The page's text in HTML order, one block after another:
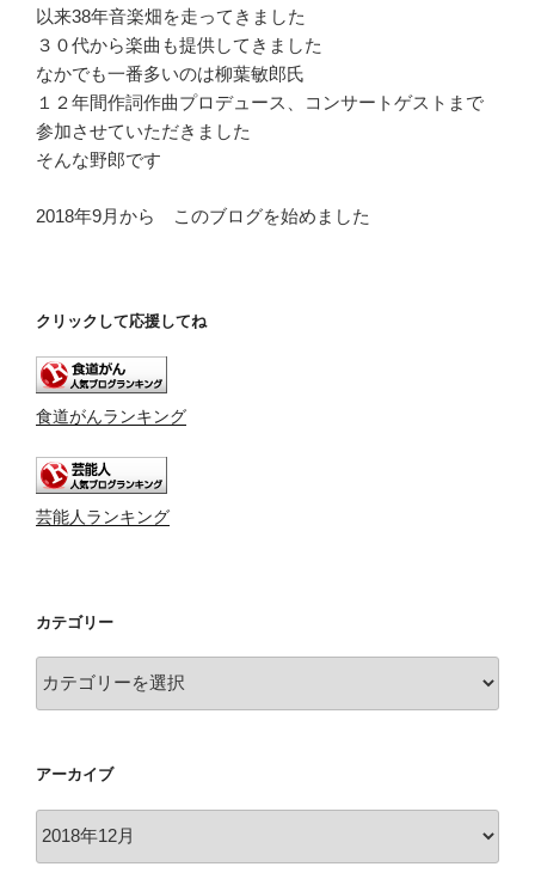
以来38年音楽畑を走ってきました
３０代から楽曲も提供してきました
なかでも一番多いのは柳葉敏郎氏
１２年間作詞作曲プロデュース、コンサートゲストまで
参加させていただきました
そんな野郎です
2018年9月から このブログを始めました
クリックして応援してね
食道がんランキング
芸能人ランキング
カテゴリー
テ
ー
アーカイブ